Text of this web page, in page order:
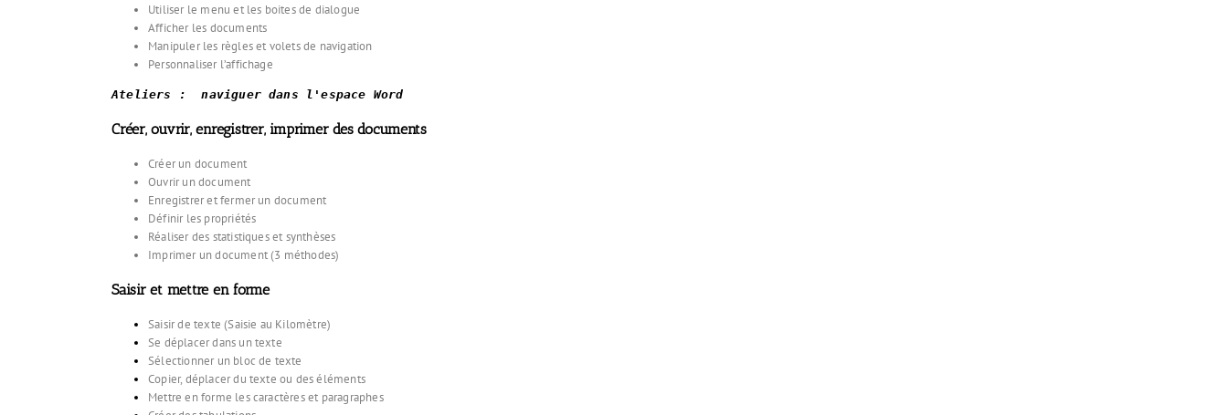
Utiliser le menu et les boites de dialogue
Afficher les documents
Manipuler les règles et volets de navigation
Personnaliser l’affichage
Ateliers :  naviguer dans l'espace Word
Créer, ouvrir, enregistrer, imprimer des documents
Créer un document
Ouvrir un document
Enregistrer et fermer un document
Définir les propriétés
Réaliser des statistiques et synthèses
Imprimer un document (3 méthodes)
Saisir et mettre en forme
Saisir de texte (Saisie au Kilomètre)
Se déplacer dans un texte
Sélectionner un bloc de texte
Copier, déplacer du texte ou des éléments
Mettre en forme les caractères et paragraphes